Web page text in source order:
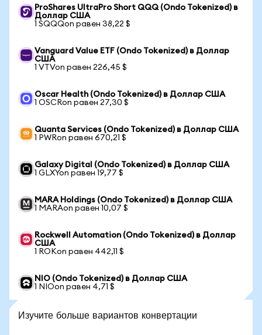
ProShares UltraPro Short QQQ (Ondo Tokenized) в
Доллар США
1 SQQQon равен 38,22 $
Vanguard Value ETF (Ondo Tokenized) в Доллар
США
1 VTVon равен 226,45 $
Oscar Health (Ondo Tokenized) в Доллар США
1 OSCRon равен 27,30 $
Quanta Services (Ondo Tokenized) в Доллар США
1 PWRon равен 670,21 $
Galaxy Digital (Ondo Tokenized) в Доллар США
1 GLXYon равен 19,77 $
MARA Holdings (Ondo Tokenized) в Доллар США
1 MARAon равен 10,07 $
Rockwell Automation (Ondo Tokenized) в Доллар
США
1 ROKon равен 442,11 $
NIO (Ondo Tokenized) в Доллар США
1 NIOon равен 4,71 $
Изучите больше вариантов конвертации